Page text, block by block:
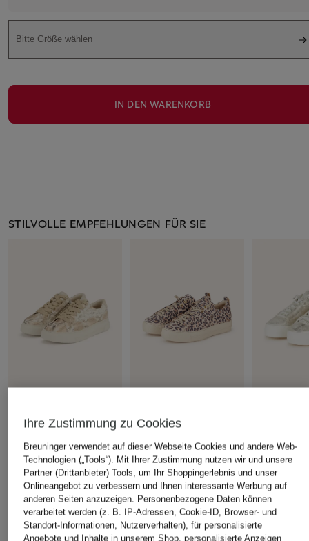
Bitte Größe wählen
IN DEN WARENKORB
STILVOLLE EMPFEHLUNGEN FÜR SIE
Sneaker
ab 99,99 €
Bestpreis:84,99 €
Ursprünglich:185 €
Sneaker
118,99 €
Bestpreis:101,14 €
Ursprünglich:170 €
Sneaker
129,99 €
Bestpreis:
Ursprünglich:
Ihre Zustimmung zu Cookies
Breuninger verwendet auf dieser Webseite Cookies und andere Web-
Technologien („Tools“). Mit Ihrer Zustimmung nutzen wir und unsere
Partner (Drittanbieter) Tools, um Ihr Shoppingerlebnis und unser
Onlineangebot zu verbessern und Ihnen interessante Werbung auf
anderen Seiten anzuzeigen. Personenbezogene Daten können
verarbeitet werden (z. B. IP-Adressen, Cookie-ID, Browser- und
Standort-Informationen, Nutzerverhalten), für personalisierte
Angebote und Inhalte in unserem Shop, personalisierte Anzeigen